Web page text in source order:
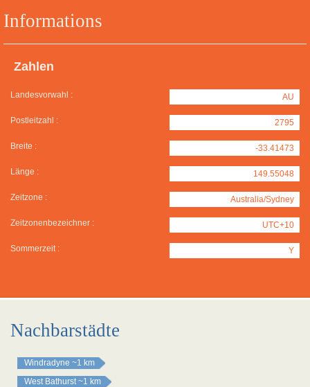
Informations
Zahlen
Landesvorwahl : AU
Postleitzahl : 2795
Breite : -33.41473
Länge : 149.55048
Zeitzone : Australia/Sydney
Zeitzonenbezeichner : UTC+10
Sommerzeit : Y
Nachbarstädte
Windradyne ~1 km
West Bathurst ~1 km